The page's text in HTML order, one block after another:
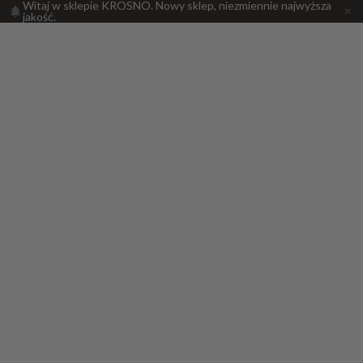
Witaj w sklepie KROSNO. Nowy sklep, niezmiennie najwyższa
jakość.